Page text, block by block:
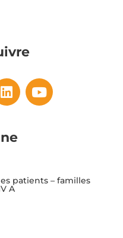
patients – familles
A